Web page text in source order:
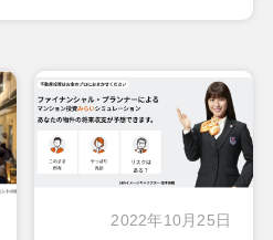
2022年10月25日